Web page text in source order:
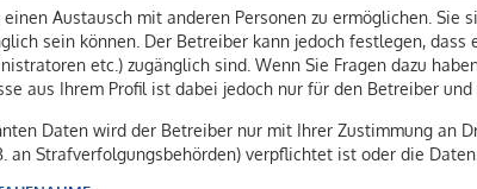
Austausch mit anderen Personen zu ermöglichen.
sein können. Der Betreiber kann jedoch festlegen,
etc.) zugänglich sind. Wenn Sie Fragen dazu
aus Ihrem Profil ist dabei jedoch nur für den Betreiber
Daten wird der Betreiber nur mit Ihrer Zustimmung an
an Strafverfolgungsbehörden) verpflichtet ist oder die